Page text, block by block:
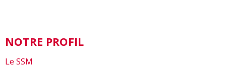
NOTRE PROFIL
Le SSM